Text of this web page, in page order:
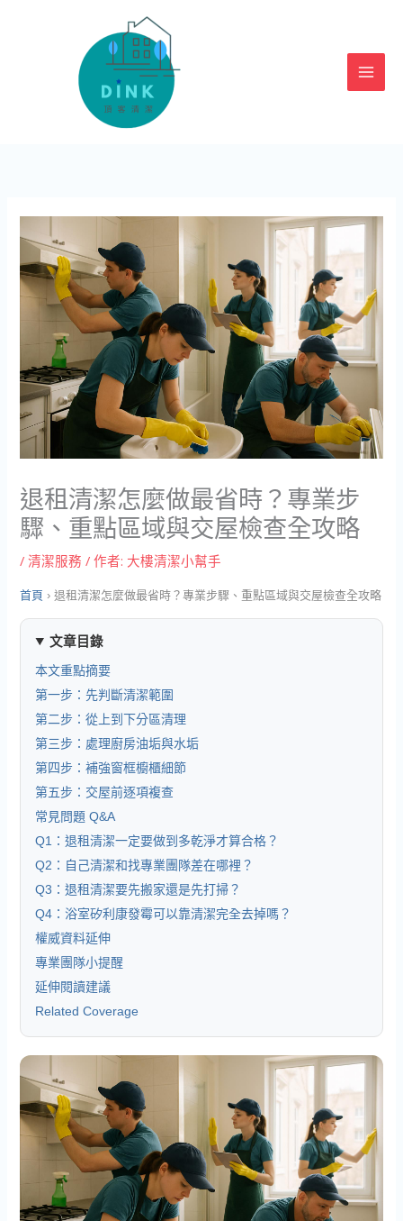
退租清潔怎麼做最省時？專業步
驟、重點區域與交屋檢查全攻略
/清潔服務 / 作者: 大樓清潔小幫手
首頁 ›退租清潔怎麼做最省時？專業步驟、重點區域與交屋檢查全攻略
文章目錄
本文重點摘要
第一步：先判斷清潔範圍
第二步：從上到下分區清理
第三步：處理廚房油垢與水垢
第四步：補強窗框櫥櫃細節
第五步：交屋前逐項複查
常見問題 Q&A
Q1：退租清潔一定要做到多乾淨才算合格？
Q2：自己清潔和找專業團隊差在哪裡？
Q3：退租清潔要先搬家還是先打掃？
Q4：浴室矽利康發霉可以靠清潔完全去掉嗎？
權威資料延伸
專業團隊小提醒
延伸閱讀建議
Related Coverage